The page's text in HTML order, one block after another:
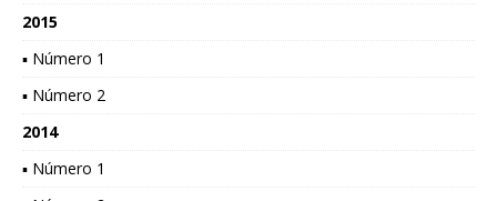
2015
▪ Número 1
▪ Número 2
2014
▪ Número 1